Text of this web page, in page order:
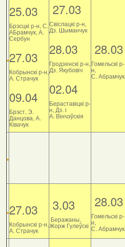
25.03
Брэсцкі р-н, С.
АБрамчук, А.
Сербун
27.03
Кобрынскі р-н,
А. Страчук
09.04
Брэст, Э.
Данцова, А.
Ківачук
27.03
Свіслацкі р-н,
Дз. Шыманчук
28.03
Гродзенскі р-н,
Дз. Якубовіч
02.04
Бераставіцкі р-
н, Дз. і
А. Вінчэўскія
28.03
Гомельскі р-
н,
С. Абрамчук
27.03
Кобрынскі р-н,
А. Страчук
3.03
Беражаны,
Жорж Гулеўскі
28.03
Гомельскі р-
н,
С. Абрамчук